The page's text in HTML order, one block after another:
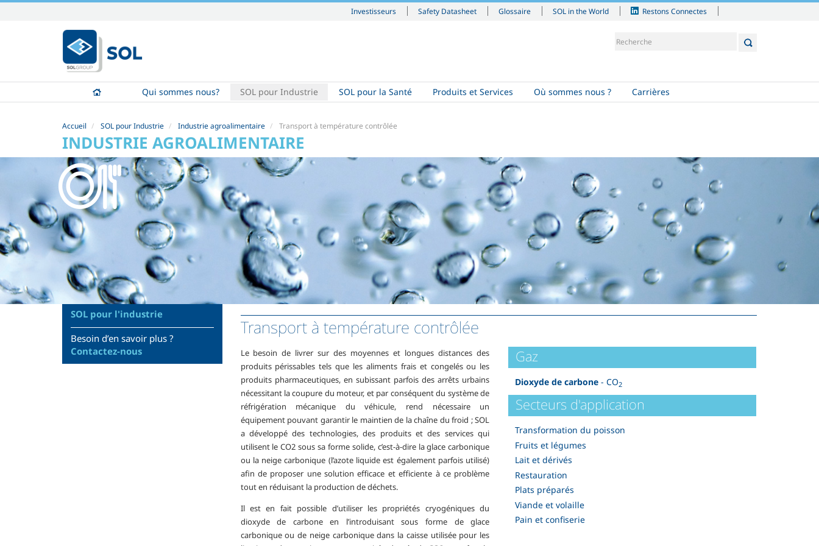
Investisseurs Safety Datasheet Glossaire SOL in the World Restons Connectes
contenu.
|
Aller
Qui sommes nous? SOL pour Industrie SOL pour la Santé Produits et Services Où sommes nous ? Carrières
Accueil SOL pour Industrie Industrie agroalimentaire Transport à température contrôlée
INDUSTRIE AGROALIMENTAIRE
Transport à température contrôlée
Le besoin de livrer sur des moyennes et longues distances des
produits périssables tels que les aliments frais et congelés ou les
produits pharmaceutiques, en subissant parfois des arrêts urbains
nécessitant la coupure du moteur, et par conséquent du système de
réfrigération mécanique du véhicule, rend nécessaire un
équipement pouvant garantir le maintien de la chaîne du froid ; SOL
a développé des technologies, des produits et des services qui
utilisent le CO2 sous sa forme solide, c’est-à-dire la glace carbonique
ou la neige carbonique (l’azote liquide est également parfois utilisé)
afin de proposer une solution efficace et efficiente à ce problème
tout en réduisant la production de déchets.
Il est en fait possible d’utiliser les propriétés cryogéniques du
dioxyde de carbone en l’introduisant sous forme de glace
carbonique ou de neige carbonique dans la caisse utilisée pour les
Gaz
Dioxyde de carbone - CO2
Secteurs d'application
Transformation du poisson
Fruits et légumes
Lait et dérivés
Restauration
Plats préparés
Viande et volaille
Pain et confiserie
SOL pour l'industrie
Besoin d’en savoir plus ?
Contactez-nous